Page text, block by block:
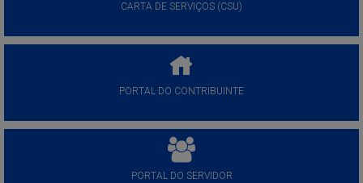
CARTA DE SERVIÇOS (CSU)
PORTAL DO CONTRIBUINTE
PORTAL DO SERVIDOR